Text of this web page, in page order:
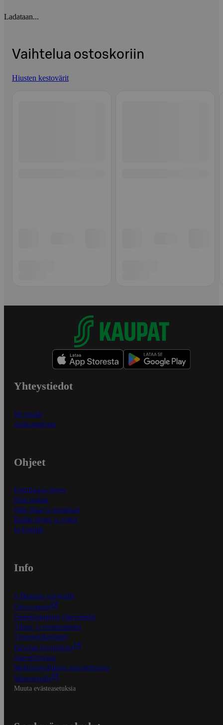
Ladataan...
Vaihtelua ostoskoriin
Hiusten kestovärit
Yhteystiedot
Myymälät
Asiakaspalvelu
Ohjeet
Ensitilaajan ohjeet
Näin maksat
Näin tilaat ja muokkaat
Kaikki ohjeet ja vinkit
In English
Info
S-Business yrityksille
Oiva-raportit
Osuuskauppojen yhteystiedot
Tilaus- ja toimitusehdot
Tietosuojakäytäntö
Palvelun käyttöehdot
Saavutettavuus
Mobiilisovelluksen saavutettavuus
Mainostajalle
Muuta evästeasetuksia